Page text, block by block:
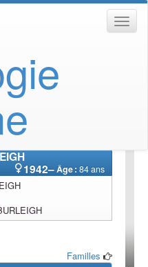
1942–Âge : 84 ans
Familles